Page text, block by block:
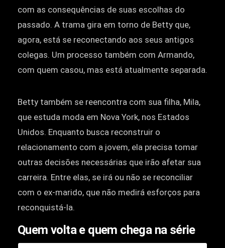
com as consequências de suas escolhas do
passado. A trama gira em torno de Betty que,
agora, está se reconectando aos seus antigos
colegas. Um processo também com Armando,
com quem casou, mas está atualmente separada.
Betty também se reencontra com sua filha, Mila,
que estuda moda em Nova York, nos Estados
Unidos. Enquanto busca reconstruir o
relacionamento com a jovem, ela precisa tomar
outras decisões necessárias que irão afetar sua
carreira. Entre elas, se irá ou não se reconciliar
com o ex-marido, que não medirá esforços para
reconquistá-la.
Quem volta e quem chega na série